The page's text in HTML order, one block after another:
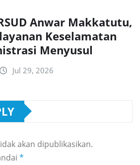
Anwar Makkatutu,
Keselamatan
Menyusul
Jul 29, 2026
akan dipublikasikan.
*